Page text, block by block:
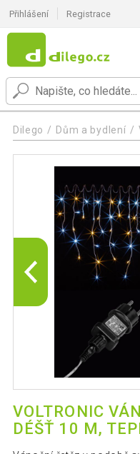
Přihlášení Registrace
Dilego Dům a bydlení
VOLTRONIC
DÉŠŤ 10 M,